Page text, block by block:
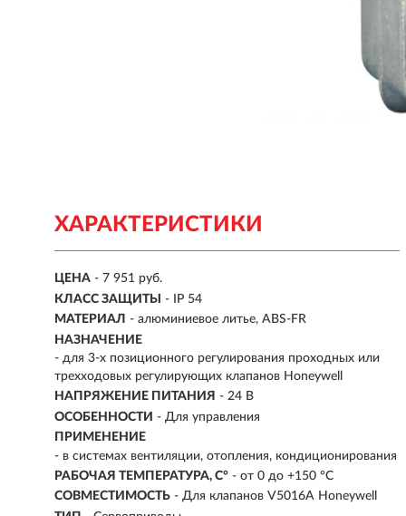
ХАРАКТЕРИСТИКИ
ЦЕНА - 7 951 руб.
КЛАСС ЗАЩИТЫ
- IP 54
МАТЕРИАЛ - алюминиевое литье, ABS-FR
НАЗНАЧЕНИЕ
- для 3-х позиционного регулирования проходных или
трехходовых регулирующих клапанов Honeywell
НАПРЯЖЕНИЕ ПИТАНИЯ - 24 В
ОСОБЕННОСТИ - Для управления
ПРИМЕНЕНИЕ
- в системах вентиляции, отопления, кондиционирования
РАБОЧАЯ ТЕМПЕРАТУРА, C° - от 0 до +150 °C
СОВМЕСТИМОСТЬ - Для клапанов V5016A Honeywell